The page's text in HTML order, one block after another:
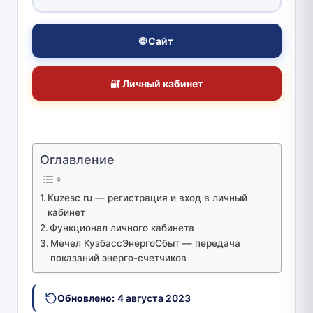
🌐 Сайт
🔐 Личный кабинет
Оглавление
Kuzesc ru — регистрация и вход в личный
кабинет
Функционал личного кабинета
Мечел КузбассЭнергоСбыт — передача
показаний энерго-счетчиков
Обновлено: 4 августа 2023